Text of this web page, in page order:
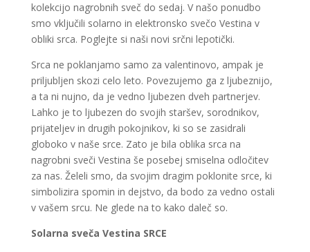
kolekcijo nagrobnih sveč do sedaj. V našo ponudbo
smo vključili solarno in elektronsko svečo Vestina v
obliki srca. Poglejte si naši novi srčni lepotički.
Srca ne poklanjamo samo za valentinovo, ampak je
priljubljen skozi celo leto. Povezujemo ga z ljubeznijo,
a ta ni nujno, da je vedno ljubezen dveh partnerjev.
Lahko je to ljubezen do svojih staršev, sorodnikov,
prijateljev in drugih pokojnikov, ki so se zasidrali
globoko v naše srce. Zato je bila oblika srca na
nagrobni sveči Vestina še posebej smiselna odločitev
za nas. Želeli smo, da svojim dragim poklonite srce, ki
simbolizira spomin in dejstvo, da bodo za vedno ostali
v vašem srcu. Ne glede na to kako daleč so.
Solarna sveča Vestina SRCE